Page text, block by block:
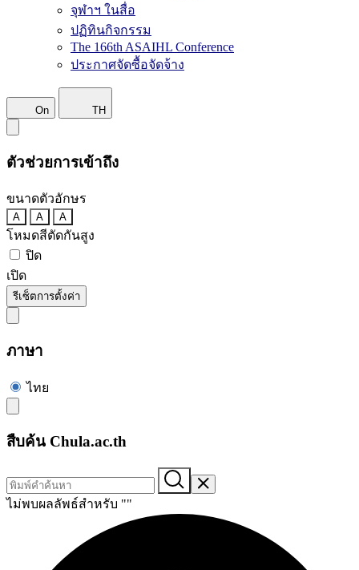
จุฬาฯ ในสื่อ
ปฏิทินกิจกรรม
The 166th ASAIHL Conference
ประกาศจัดซื้อจัดจ้าง
On TH
ตัวช่วยการเข้าถึง
ขนาดตัวอักษร
A A A
โหมดสีตัดกันสูง
ปิด
เปิด
รีเซ็ตการตั้งค่า
ภาษา
ไทย
สืบค้น Chula.ac.th
ไม่พบผลลัพธ์สำหรับ ""